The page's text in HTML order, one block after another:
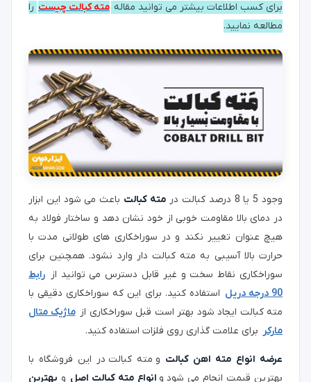
برای کسب اطلاعات بیشتر می توانید مقاله مته کبالت چیست را
مطالعه نمایید.
وجود 5 یا 8 درصد کبالت در مته کبالت باعث می شود این ابزار
در دمای بالا مقاومت خوبی از خود نشان دهد و ساختار فولاد به
هیچ عنوان تغییر نکند و در سوراخکاری های طولانی مدت با
حرارت بالا آسیبی به مته کبالت دار وارد نشود. همچنین برای
سوراخکاری نقاط سخت و غیر قابل دسترس می توانید از رابط
90 درجه دریل
استفاده کنید. برای این که سوراخکاری دقیقی با
مته کبالت ایجاد شود بهتر است قبل سوراخکاری از ماژیک متال
مارکر برای علامت گذاری روی فلزات استفاده کنید.
عرضه انواع مته اهن کبالت و مته کبالت در این فروشگاه با
بهترین قیمت انجام می شود و انواع مته کبالت اصل و بهترین